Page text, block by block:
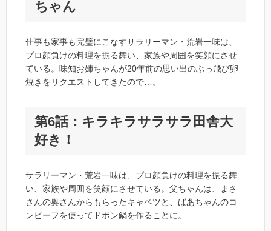
ちゃん
仕事も家事も完璧にこなすサラリーマン・荒岩一味は、
プロ顔負けの料理を振る舞い、家族や周囲を笑顔にさせ
ている。味知お姉ちゃんが20年前の思い出のぶっ飛び卵
焼きをリクエストしてきたので…。
第6話：キラキラサラサラ田舎大
好き！
サラリーマン・荒岩一味は、プロ顔負けの料理を振る舞
い、家族や周囲を笑顔にさせている。父ちゃんは、まさ
さんの奥さんからもらったキャベツと、ばあちゃんのコ
ンビーフを使ってドボン鍋を作ることに。